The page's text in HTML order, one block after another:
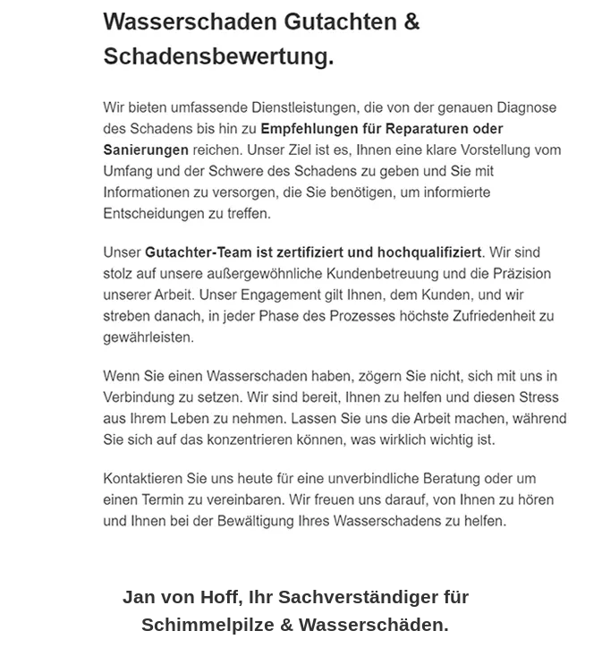
Jan von Hoff, Ihr Sachverständiger für
Schimmelpilze & Wasserschäden.